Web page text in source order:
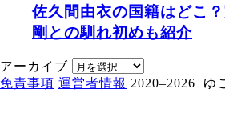
佐久間由衣の国籍はどこ
剛との馴れ初めも紹介
アーカイブ
免責事項 運営者情報 2020–2026 ゆ